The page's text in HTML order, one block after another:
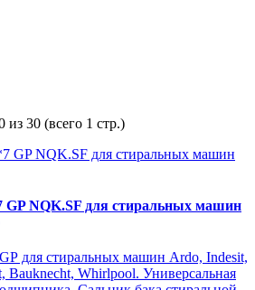
из 30 (всего 1 стр.)
GP NQK.SF для стиральных машин
для стиральных машин Ardo, Indesit,
Bauknecht, Whirlpool. Универсальная